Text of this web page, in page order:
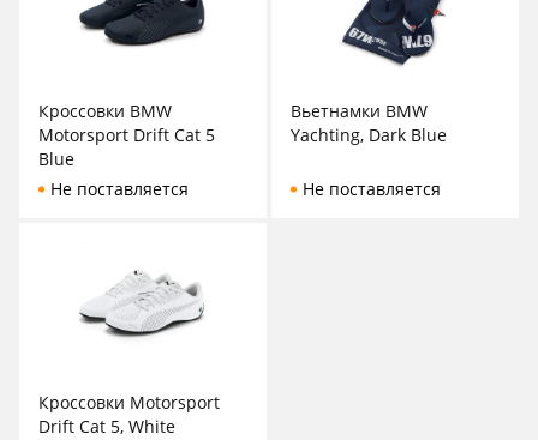
Кроссовки BMW
Motorsport Drift Cat 5
Blue
Не поставляется
Вьетнамки BMW
Yachting, Dark Blue
Не поставляется
Кроссовки Motorsport
Drift Cat 5, White